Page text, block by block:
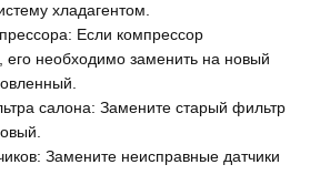
хладагентом.
Если компрессор
его необходимо заменить на новый
салона: Замените старый фильтр
Замените неисправные датчики